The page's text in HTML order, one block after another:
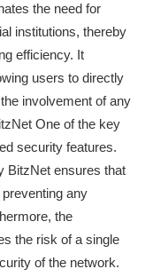
the need for
institutions, thereby
efficiency. It
users to directly
involvement of any
One of the key
security features.
BitzNet ensures that
any
the
the risk of a single
of the network.